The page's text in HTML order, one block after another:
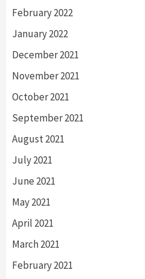
February 2022
January 2022
December 2021
November 2021
October 2021
September 2021
August 2021
July 2021
June 2021
May 2021
April 2021
March 2021
February 2021